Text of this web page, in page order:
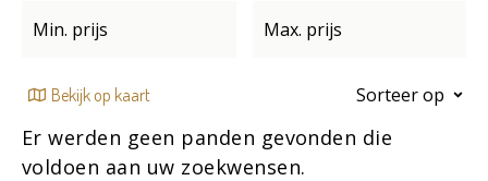
Bekijk op kaart Sorteer op
Er werden geen panden gevonden die
voldoen aan uw zoekwensen.